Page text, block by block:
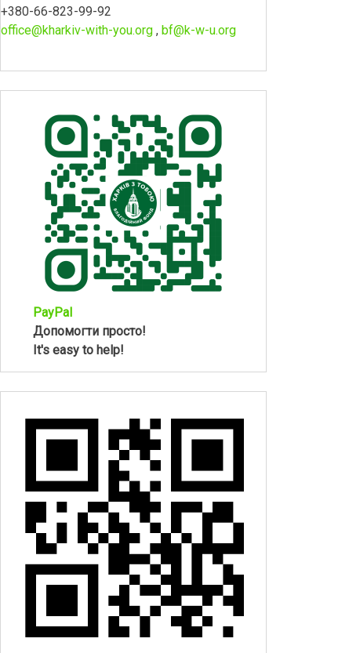
+380-66-823-99-92
office@kharkiv-with-you.org, bf@k-w-u.org
PayPal
Допомогти просто!
It's easy to help!